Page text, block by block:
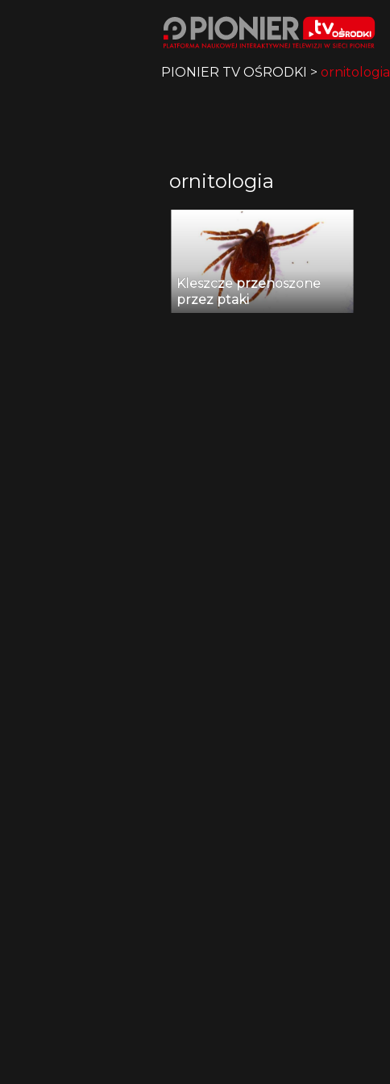
PIONIER TV OŚRODKI > ornitologia
ornitologia
Kleszcze przenoszone
przez ptaki